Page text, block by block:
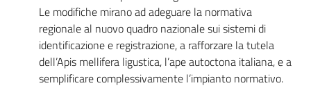
Le modifiche mirano ad adeguare la normativa
regionale al nuovo quadro nazionale sui sistemi di
identificazione e registrazione, a rafforzare la tutela
dell’Apis mellifera ligustica, l’ape autoctona italiana, e a
semplificare complessivamente l’impianto normativo.